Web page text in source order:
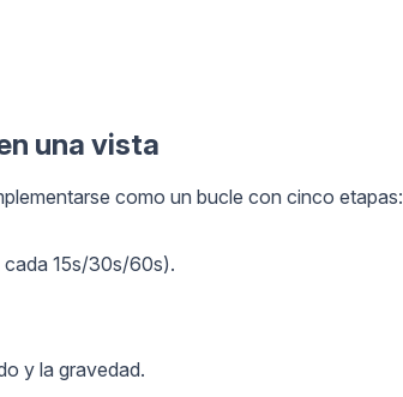
una vista
como un bucle con cinco etapas:
cada 15s/30s/60s).
y la gravedad.